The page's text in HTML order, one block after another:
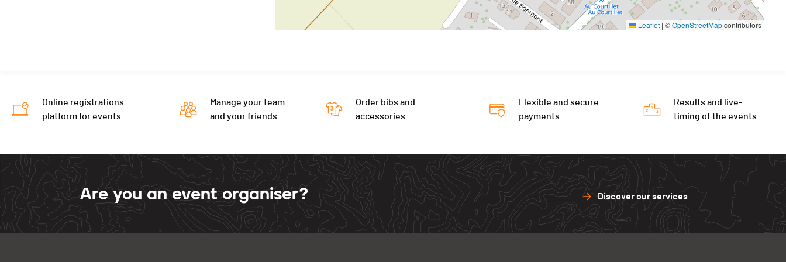
Leaflet | ©OpenStreetMapcontributors
Online registrations
platform for events
Manage your team
and your friends
Order bibs and
accessories
Flexible and secure
payments
Results and live-
timing of the events
Are you an event organiser? Discover our services